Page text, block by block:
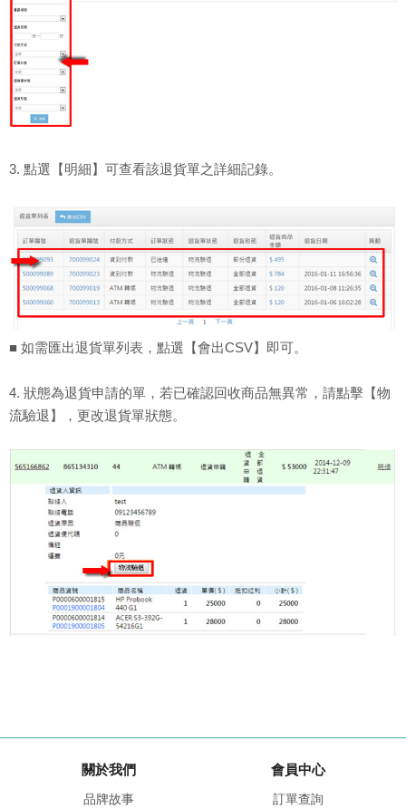
3. 點選【明細】可查看該退貨單之詳細記錄。
■ 如需匯出退貨單列表，點選【會出CSV】即可。
4. 狀態為退貨申請的單，若已確認回收商品無異常，請點擊【物
流驗退】，更改退貨單狀態。
關於我們
品牌故事
會員中心
訂單查詢